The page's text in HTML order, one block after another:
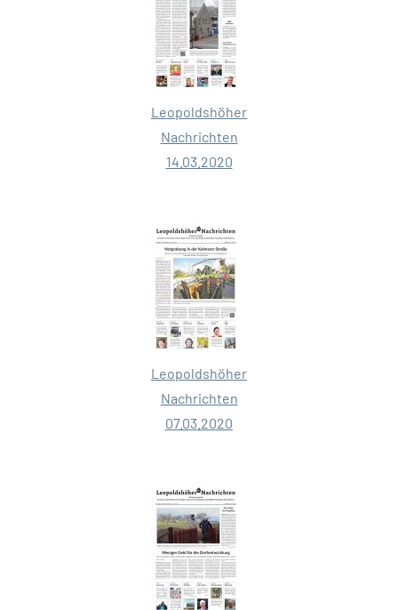
Leopoldshöher
Nachrichten
14.03.2020
Leopoldshöher
Nachrichten
07.03.2020